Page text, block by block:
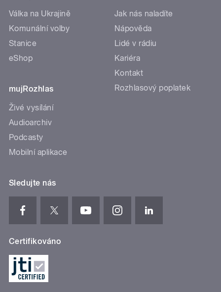
Válka na Ukrajině
Komunální volby
Stanice
eShop
mujRozhlas
Živé vysílání
Audioarchiv
Podcasty
Mobilní aplikace
Jak nás naladíte
Nápověda
Lidé v rádiu
Kariéra
Kontakt
Rozhlasový poplatek
Sledujte nás
Certifikováno